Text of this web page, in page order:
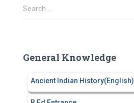
S
e
h
Search …
General Knowledge
Ancient Indian History(English)